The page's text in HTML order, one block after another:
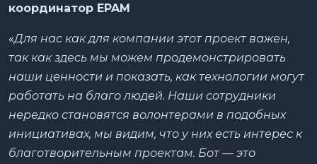
координатор EPAM
«Для нас как для компании этот проект важен,
так как здесь мы можем продемонстрировать
наши ценности и показать, как технологии могут
работать на благо людей. Наши сотрудники
нередко становятся волонтерами в подобных
инициативах, мы видим, что у них есть интерес к
благотворительным проектам. Бот — это